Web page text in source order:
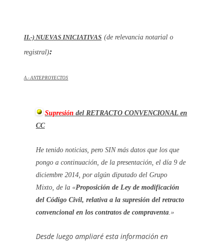
II.-) NUEVAS INICIATIVAS (de relevancia notarial o
registral):
A.- ANTEPROYECTOS
Supresión del RETRACTO CONVENCIONAL en
CC
He tenido noticias, pero SIN más datos que los que
pongo a continuación, de la presentación, el día 9 de
diciembre 2014, por algún diputado del Grupo
Mixto, de la «Proposición de Ley de modificación
del Código Civil, relativa a la supresión del retracto
convencional en los contratos de compraventa.»
Desde luego ampliaré esta información en